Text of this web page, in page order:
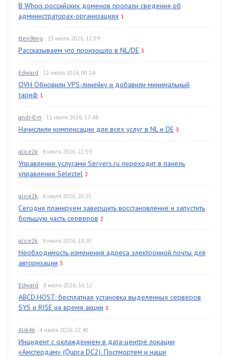
В Whois российских доменов пропали сведения об
администраторах-организациях 1
tten9mrg · 13 июля 2026, 12:09
Рассказываем что произошло в NL/DE 3
Edward · 12 июля 2026, 00:14
OVH Обновили VPS-линейку и добавили минимальный
тариф 1
andr-0-n · 11 июля 2026, 17:48
Начислили компенсации для всех услуг в NL и DE 3
alice2k · 8 июля 2026, 22:59
Управление услугами Servers.ru переходит в панель
управления Selectel 2
alice2k · 8 июля 2026, 20:25
Сегодня планируем завершить восстановление и запустить
большую часть серверов 2
alice2k · 8 июля 2026, 19:20
Необходимость изменения адреса электронной почты для
авторизации 3
Edward · 8 июля 2026, 16:32
ABCD.HOST: бесплатная установка выделенных серверов
SYS и RISE на время акции 1
Alik46 · 4 июля 2026, 22:40
Инцидент с охлаждением в дата-центре локации
«Амстердам» (Qupra DC2). Постмортем и наши